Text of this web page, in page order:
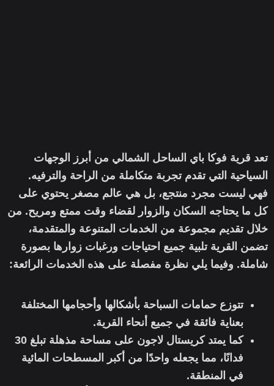
تعد قرية فوكا باي الساحل الشمالي من أبرز الوجهات
السياحية التي تقدم تجربة متكاملة من الراحة والترفيه.
فهي ليست مجرد منتجع، بل هي عالم مصغر يحتوي على
كل ما يحتاجه السكان والزوار لقضاء وقت ممتع ومريح. من
خلال تقديم مجموعة من الخدمات المتنوعة والمتقدمة،
تضمن القرية تلبية جميع احتياجات ورغبات زوارها بصورة
شاملة. وفيما يلي نظرة مفصلة على هذه الخدمات الرائعة:
تتوزع حمامات السباحة بأشكالها وأحجامها المختلفة
بعناية فائقة في جميع أنحاء القرية.
كما يمتد كريستال لاجون على مساحة مذهلة تبلغ 30
فدانًا، مما يجعله واحدًا من أكبر المسطحات المائية
في المنطقة.